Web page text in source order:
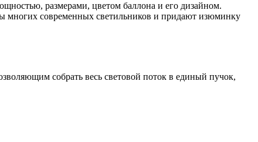
размерами, цветом баллона и его дизайном.
современных светильников и придают изюминку
собрать весь световой поток в единый пучок,